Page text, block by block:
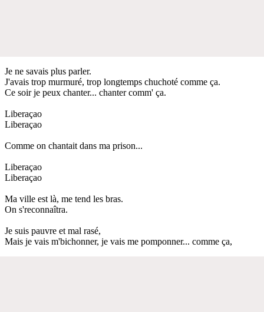
Je ne savais plus parler.
J'avais trop murmuré, trop longtemps chuchoté comme ça.
Ce soir je peux chanter... chanter comm' ça.
Liberaçao
Liberaçao
Comme on chantait dans ma prison...
Liberaçao
Liberaçao
Ma ville est là, me tend les bras.
On s'reconnaîtra.
Je suis pauvre et mal rasé,
Mais je vais m'bichonner, je vais me pomponner... comme ça,